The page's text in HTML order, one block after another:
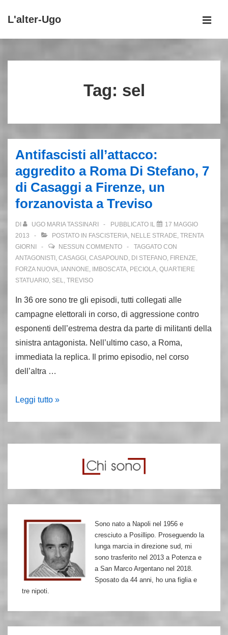
Vai
principale
L'alter-Ugo
principale
Tag: sel
Antifascisti all’attacco:
aggredito a Roma Di Stefano, 7
di Casaggi a Firenze, un
forzanovista a Treviso
DI UGO MARIA TASSINARI PUBBLICATO IL
17 MAGGIO
2013
POSTATO IN FASCISTERIA, NELLE STRADE, TRENTA
GIORNI
NESSUN COMMENTO
TAGGATO CON
ANTAGONISTI , CASAGGI , CASAPOUND, DI STEFANO, FIRENZE,
FORZA NUOVA, IANNONE, IMBOSCATA, PECIOLA, QUARTIERE
STATUARIO, SEL, TREVISO
In 36 ore sono tre gli episodi, tutti collegati alle
campagne elettorali in corso, di aggressione contro
esponenti dell’estrema destra da parte di militanti della
sinistra antagonista. Nell’ultimo caso, a Roma,
immediata la replica. Il primo episodio, nel corso
dell’altra …
Antifascisti
a
Casaggi
Firenze,
Treviso
Leggi tutto »
Sono nato a Napoli nel 1956 e
cresciuto a Posillipo. Proseguendo la
lunga marcia in direzione sud, mi
sono trasferito nel 2013 a Potenza e
a San Marco Argentano nel 2018.
Sposato da 44 anni, ho una figlia e
tre nipoti.